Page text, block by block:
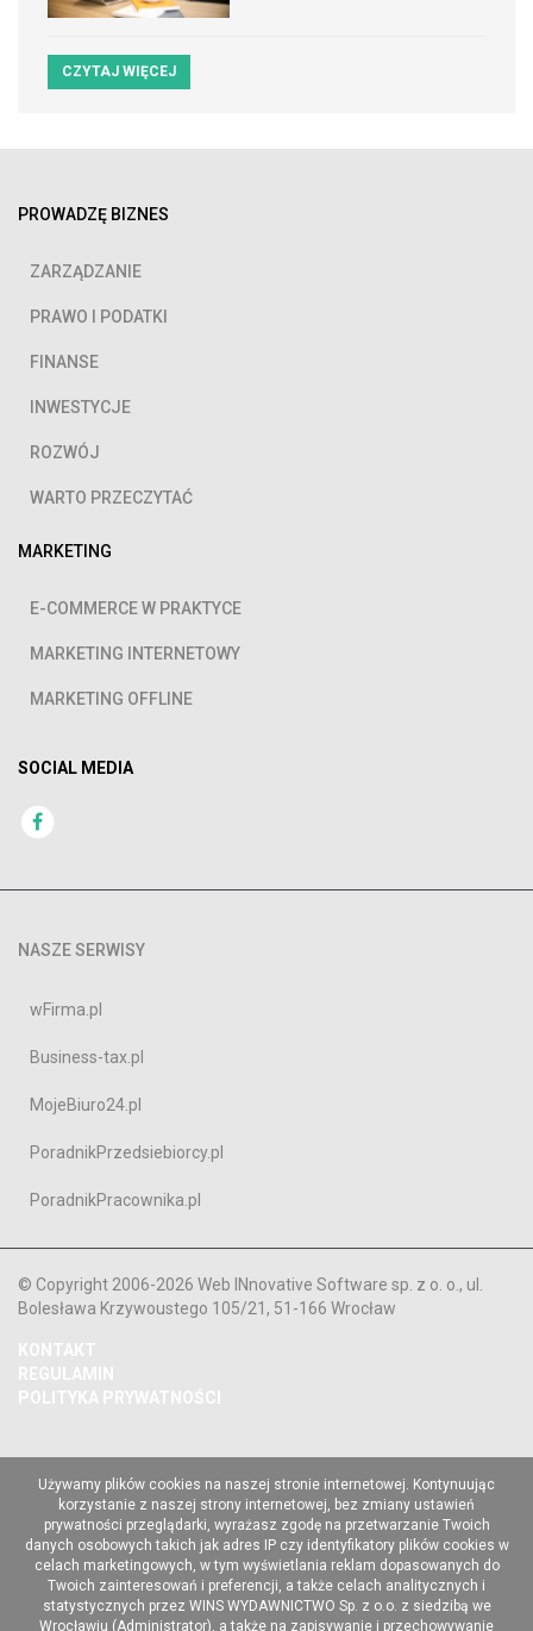
CZYTAJ WIĘCEJ
PROWADZĘ BIZNES
ZARZĄDZANIE
PRAWO I PODATKI
FINANSE
INWESTYCJE
ROZWÓJ
WARTO PRZECZYTAĆ
MARKETING
E-COMMERCE W PRAKTYCE
MARKETING INTERNETOWY
MARKETING OFFLINE
SOCIAL MEDIA
NASZE SERWISY
wFirma.pl
Business-tax.pl
MojeBiuro24.pl
PoradnikPrzedsiebiorcy.pl
PoradnikPracownika.pl
© Copyright 2006-2026 Web INnovative Software sp. z o. o., ul.
Bolesława Krzywoustego 105/21, 51-166 Wrocław
KONTAKT
REGULAMIN
POLITYKA PRYWATNOŚCI
Używamy plików cookies na naszej stronie internetowej. Kontynuując
korzystanie z naszej strony internetowej, bez zmiany ustawień
prywatności przeglądarki, wyrażasz zgodę na przetwarzanie Twoich
danych osobowych takich jak adres IP czy identyfikatory plików cookies w
celach marketingowych, w tym wyświetlania reklam dopasowanych do
Twoich zainteresowań i preferencji, a także celach analitycznych i
statystycznych przez WINS WYDAWNICTWO Sp. z o.o. z siedzibą we
Wrocławiu (Administrator), a także na zapisywanie i przechowywanie